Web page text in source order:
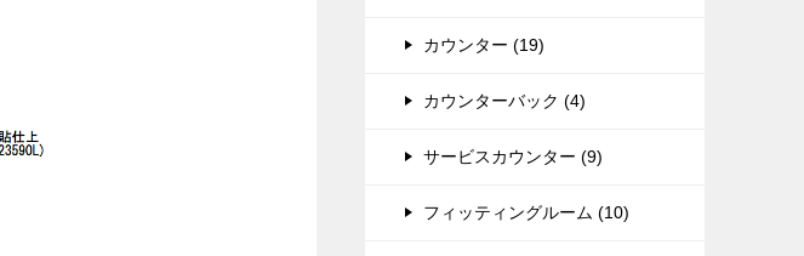
カウンター (19)
カウンターバック (4)
サービスカウンター (9)
フィッティングルーム (10)